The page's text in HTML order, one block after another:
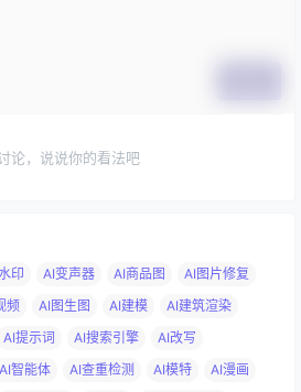
论，说说你的看法吧
印 AI变声器 AI商品图
AI图片修复
频 AI图生图 AI建模
AI建筑渲染
AI提示词 AI搜索引擎
AI改写
AI智能体 AI查重检测 AI模特
AI漫画